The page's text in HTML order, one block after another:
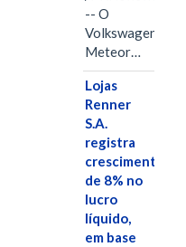
-- O
Volkswagen
Meteor…
Lojas
Renner
S.A.
registra
crescimento
de 8% no
lucro
líquido,
em base